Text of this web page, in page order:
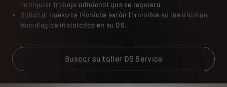
cualquier trabajo adicional que se requiera
Calidad: nuestros técnicos están formados en las últimas
tecnologías instaladas en su DS.
Buscar su taller DS Service